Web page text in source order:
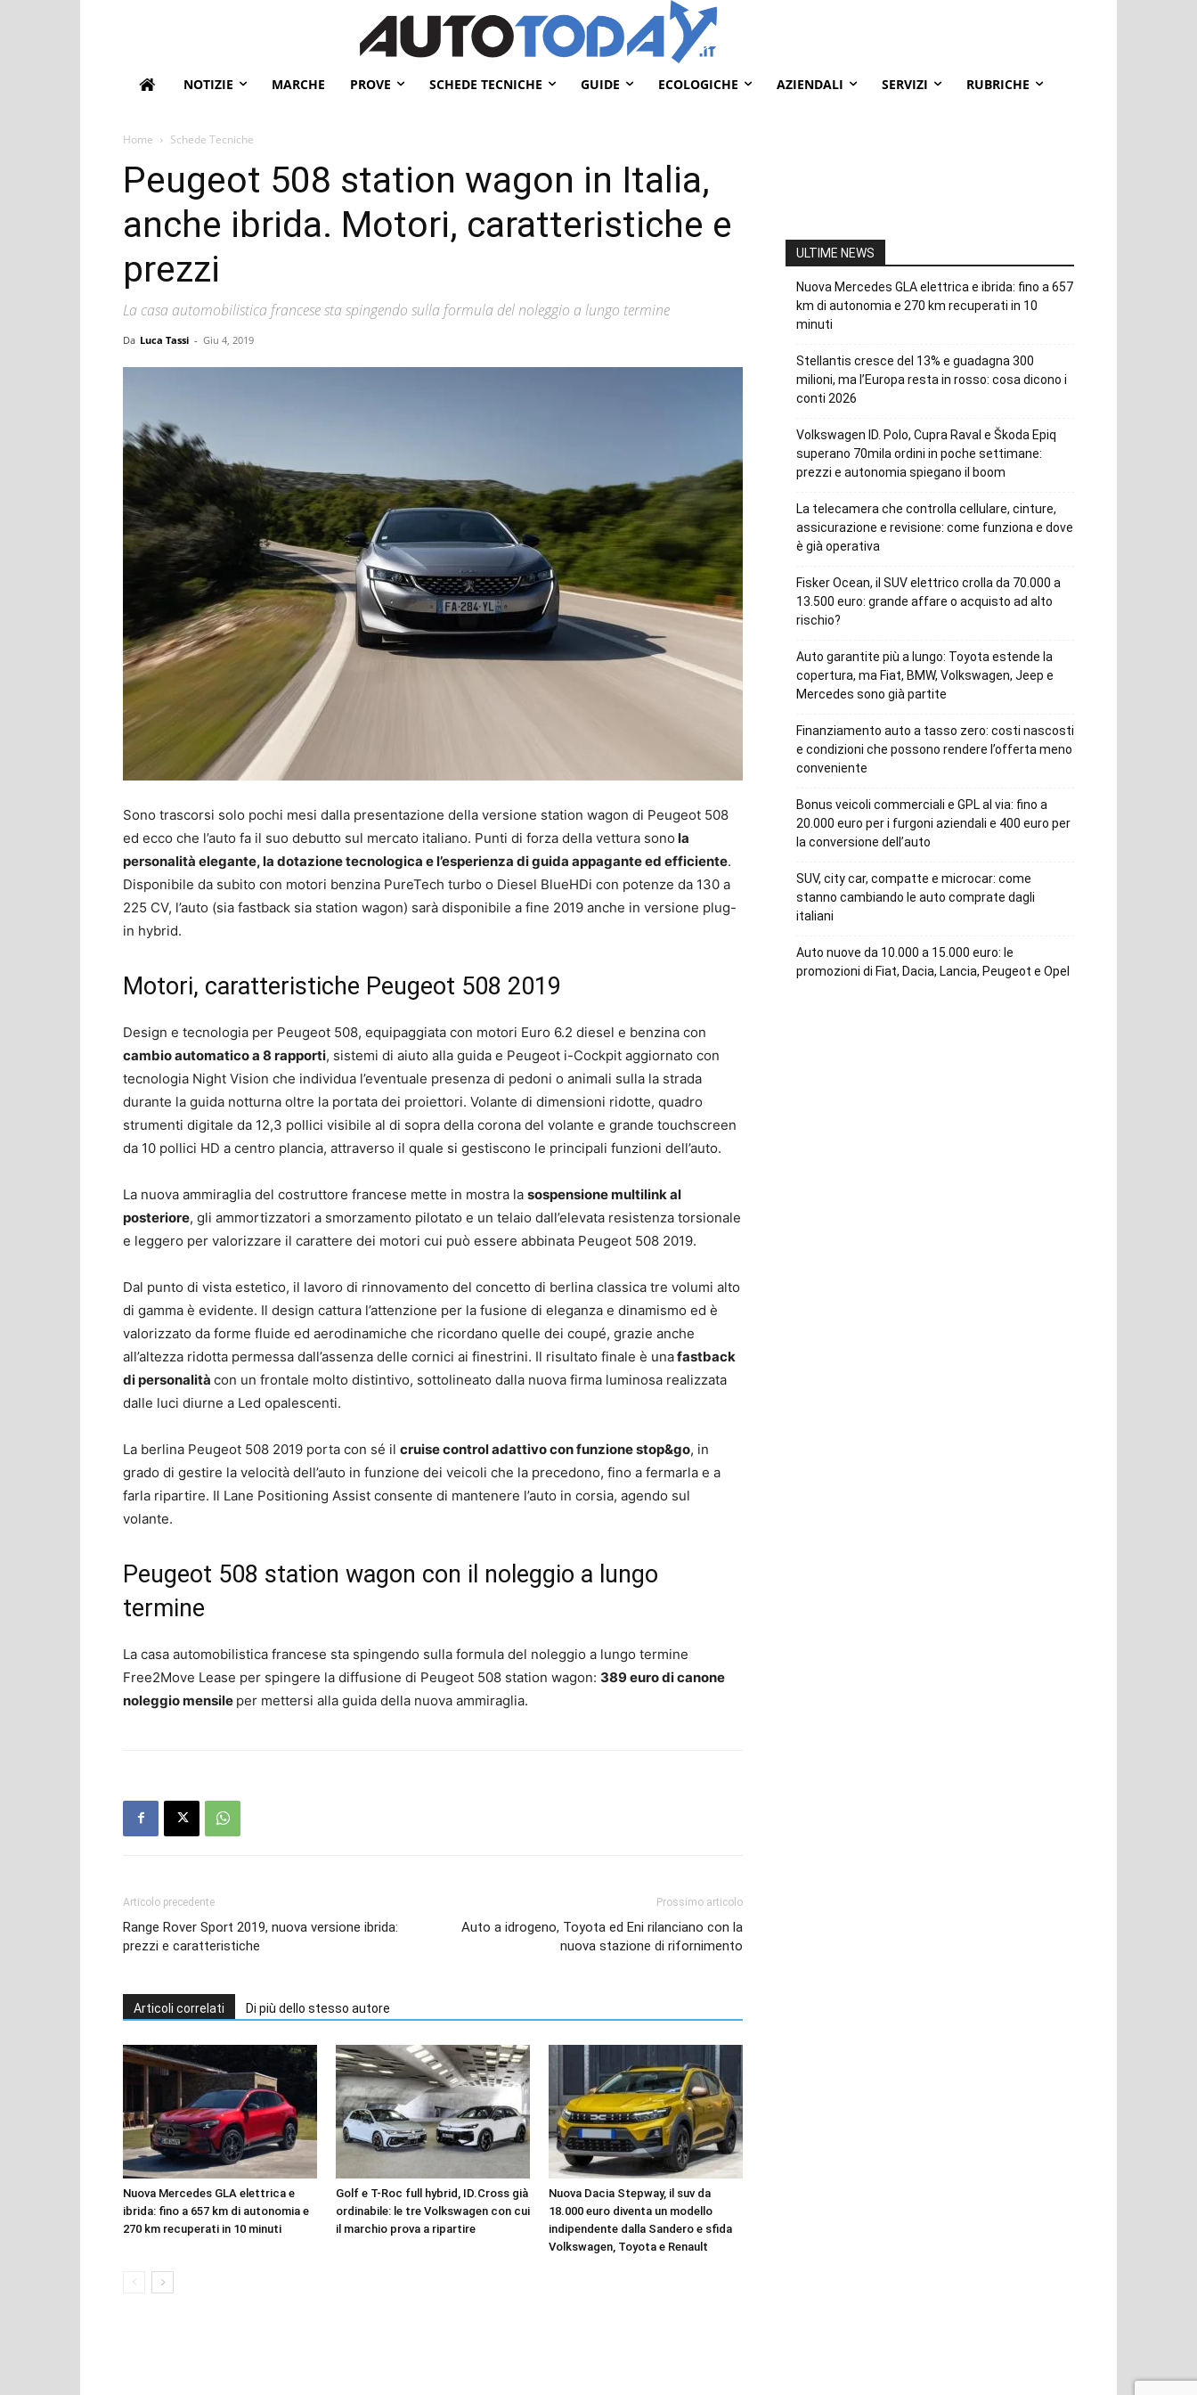
NOTIZIE MARCHE PROVE SCHEDE TECNICHE GUIDE ECOLOGICHE AZIENDALI SERVIZI RUBRICHE
Home Schede Tecniche
Peugeot 508 station wagon in Italia,
anche ibrida. Motori, caratteristiche e
prezzi
La casa automobilistica francese sta spingendo sulla formula del noleggio a lungo termine
Da Luca Tassi - Giu 4, 2019
Sono trascorsi solo pochi mesi dalla presentazione della versione station wagon di Peugeot 508
ed ecco che l’auto fa il suo debutto sul mercato italiano. Punti di forza della vettura sono la
personalità elegante, la dotazione tecnologica e l’esperienza di guida appagante ed efficiente.
Disponibile da subito con motori benzina PureTech turbo o Diesel BlueHDi con potenze da 130 a
225 CV, l’auto (sia fastback sia station wagon) sarà disponibile a fine 2019 anche in versione plug-
in hybrid.
Motori, caratteristiche Peugeot 508 2019
Design e tecnologia per Peugeot 508, equipaggiata con motori Euro 6.2 diesel e benzina con
cambio automatico a 8 rapporti, sistemi di aiuto alla guida e Peugeot i-Cockpit aggiornato con
tecnologia Night Vision che individua l’eventuale presenza di pedoni o animali sulla la strada
durante la guida notturna oltre la portata dei proiettori. Volante di dimensioni ridotte, quadro
strumenti digitale da 12,3 pollici visibile al di sopra della corona del volante e grande touchscreen
da 10 pollici HD a centro plancia, attraverso il quale si gestiscono le principali funzioni dell’auto.
La nuova ammiraglia del costruttore francese mette in mostra la sospensione multilink al
posteriore, gli ammortizzatori a smorzamento pilotato e un telaio dall’elevata resistenza torsionale
e leggero per valorizzare il carattere dei motori cui può essere abbinata Peugeot 508 2019.
Dal punto di vista estetico, il lavoro di rinnovamento del concetto di berlina classica tre volumi alto
di gamma è evidente. Il design cattura l’attenzione per la fusione di eleganza e dinamismo ed è
valorizzato da forme fluide ed aerodinamiche che ricordano quelle dei coupé, grazie anche
all’altezza ridotta permessa dall’assenza delle cornici ai finestrini. Il risultato finale è unafastback
di personalità con un frontale molto distintivo, sottolineato dalla nuova firma luminosa realizzata
dalle luci diurne a Led opalescenti.
La berlina Peugeot 508 2019 porta con sé il cruise control adattivo con funzione stop&go, in
grado di gestire la velocità dell’auto in funzione dei veicoli che la precedono, fino a fermarla e a
farla ripartire. Il Lane Positioning Assist consente di mantenere l’auto in corsia, agendo sul
volante.
Peugeot 508 station wagon con il noleggio a lungo
termine
La casa automobilistica francese sta spingendo sulla formula del noleggio a lungo termine
Free2Move Lease per spingere la diffusione di Peugeot 508 station wagon: 389 euro di canone
noleggio mensile per mettersi alla guida della nuova ammiraglia.
Articolo precedente
Range Rover Sport 2019, nuova versione ibrida:
prezzi e caratteristiche
Prossimo articolo
Auto a idrogeno, Toyota ed Eni rilanciano con la
nuova stazione di rifornimento
Articoli correlati Di più dello stesso autore
Nuova Mercedes GLA elettrica e
ibrida: fino a 657 km di autonomia e
270 km recuperati in 10 minuti
Golf e T-Roc full hybrid, ID.Cross già
ordinabile: le tre Volkswagen con cui
il marchio prova a ripartire
Nuova Dacia Stepway, il suv da
18.000 euro diventa un modello
indipendente dalla Sandero e sfida
Volkswagen, Toyota e Renault
ULTIME NEWS
Nuova Mercedes GLA elettrica e ibrida: fino a 657
km di autonomia e 270 km recuperati in 10
minuti
Stellantis cresce del 13% e guadagna 300
milioni, ma l’Europa resta in rosso: cosa dicono i
conti 2026
Volkswagen ID. Polo, Cupra Raval e Škoda Epiq
superano 70mila ordini in poche settimane:
prezzi e autonomia spiegano il boom
La telecamera che controlla cellulare, cinture,
assicurazione e revisione: come funziona e dove
è già operativa
Fisker Ocean, il SUV elettrico crolla da 70.000 a
13.500 euro: grande affare o acquisto ad alto
rischio?
Auto garantite più a lungo: Toyota estende la
copertura, ma Fiat, BMW, Volkswagen, Jeep e
Mercedes sono già partite
Finanziamento auto a tasso zero: costi nascosti
e condizioni che possono rendere l’offerta meno
conveniente
Bonus veicoli commerciali e GPL al via: fino a
20.000 euro per i furgoni aziendali e 400 euro per
la conversione dell’auto
SUV, city car, compatte e microcar: come
stanno cambiando le auto comprate dagli
italiani
Auto nuove da 10.000 a 15.000 euro: le
promozioni di Fiat, Dacia, Lancia, Peugeot e Opel